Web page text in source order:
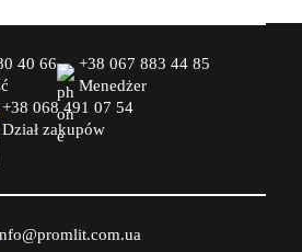
40 66
+38 067 883 44 85
Menedżer
+38 068 491 07 54
Dział zakupów